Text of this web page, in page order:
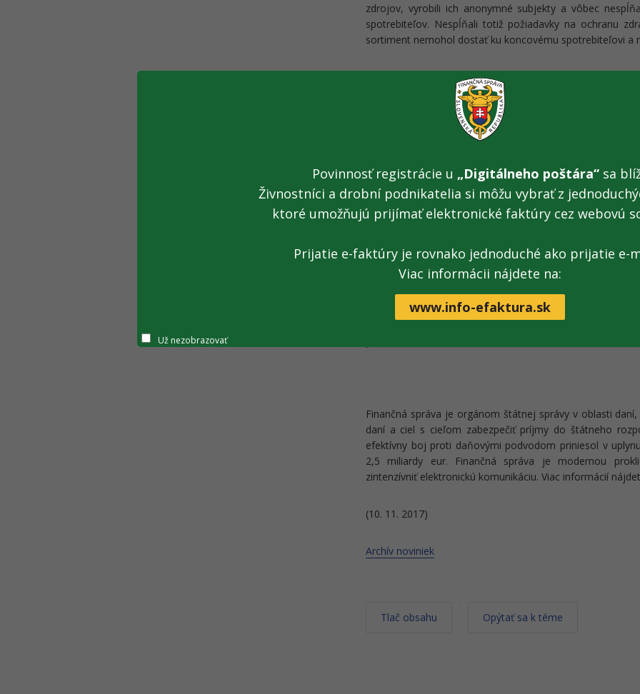
zdrojov, vyrobili ich anonymné subjekty a vôbec
spotrebiteľov. Nespĺňali totiž požiadavky na ochranu
sortiment nemohol dostať ku koncovému spotrebiteľovi a
Pod dohľadom colníkov tak bolo zošrotovaných a
ktoré boli napodobeninami ochranných známok
Dokument: Tlačová správa na stiahnutie [.pdf; 128 kB;
Informácia: K tlačovej správe prislúcha tiež fotogaléria
Finančná správa je orgánom štátnej správy v oblasti
daní a ciel s cieľom zabezpečiť príjmy do štátneho
efektívny boj proti daňovými podvodom priniesol v
2,5 miliardy eur. Finančná správa je modernou
zintenzívniť elektronickú komunikáciu. Viac informácií
(10. 11. 2017)
Archív noviniek
Tlač obsahu Opýtať sa k téme
Povinnosť registrácie u „Digitálneho poštára“ sa
Živnostníci a drobní podnikatelia si môžu vybrať z
ktoré umožňujú prijímať elektronické faktúry cez webovú
Prijatie e-faktúry je rovnako jednoduché ako prijatie e-
Viac informácii nájdete na:
www.info-efaktura.sk
Už nezobrazovať